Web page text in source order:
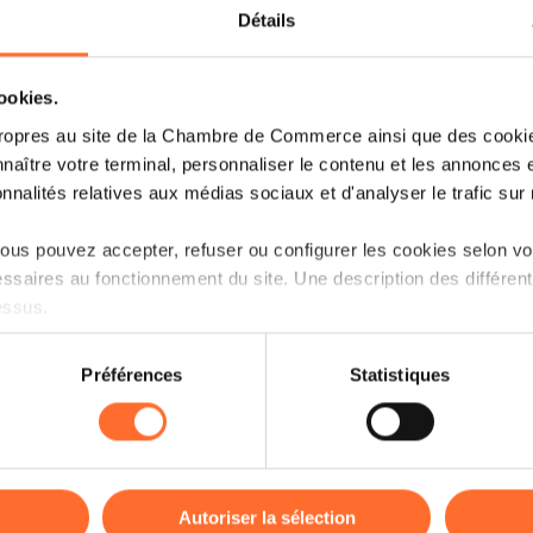
Détails
au site de la Chambre de Commerce ainsi que des
votre terminal, personnaliser le contenu et les annonces
relatives aux médias sociaux et d'analyser le trafic sur
pouvez accepter, refuser ou configurer les cookies selon
au fonctionnement du site. Une description des
sur le site et certaines fonctionnalités (ex : lecture de vidéos,
de lecture vidéo, personnalisation de l’affichage du
ou des cookies non nécessaires.
Préférences Statistiques
Autoriser la sélection
Welcome to HEL: Luxembourg's
successful return to the SLUSH
18.11.2022 Visites d'entreprises